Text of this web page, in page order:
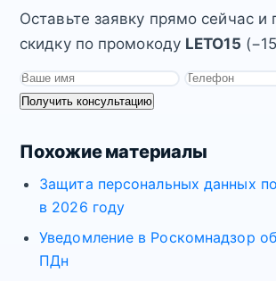
Оставьте заявку прямо сейчас и
скидку по промокоду LETO15
Получить консультацию
Похожие материалы
Защита персональных данных
в 2026 году
Уведомление в Роскомнадзор
ПДн